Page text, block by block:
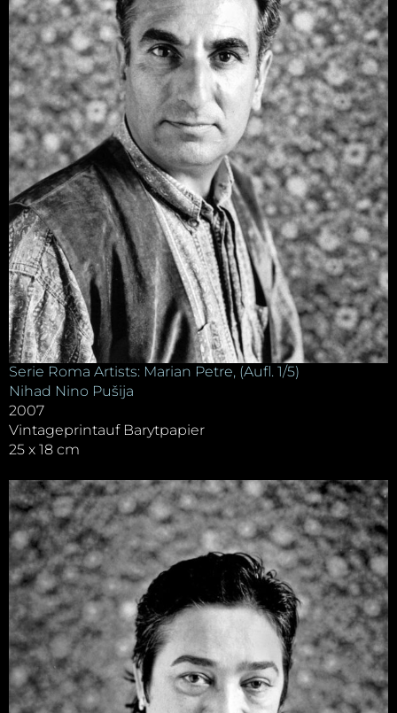
Serie Roma Artists: Marian Petre, (Aufl. 1/5)
Nihad Nino Pušija
2007
Vintageprintauf Barytpapier
25 x 18 cm